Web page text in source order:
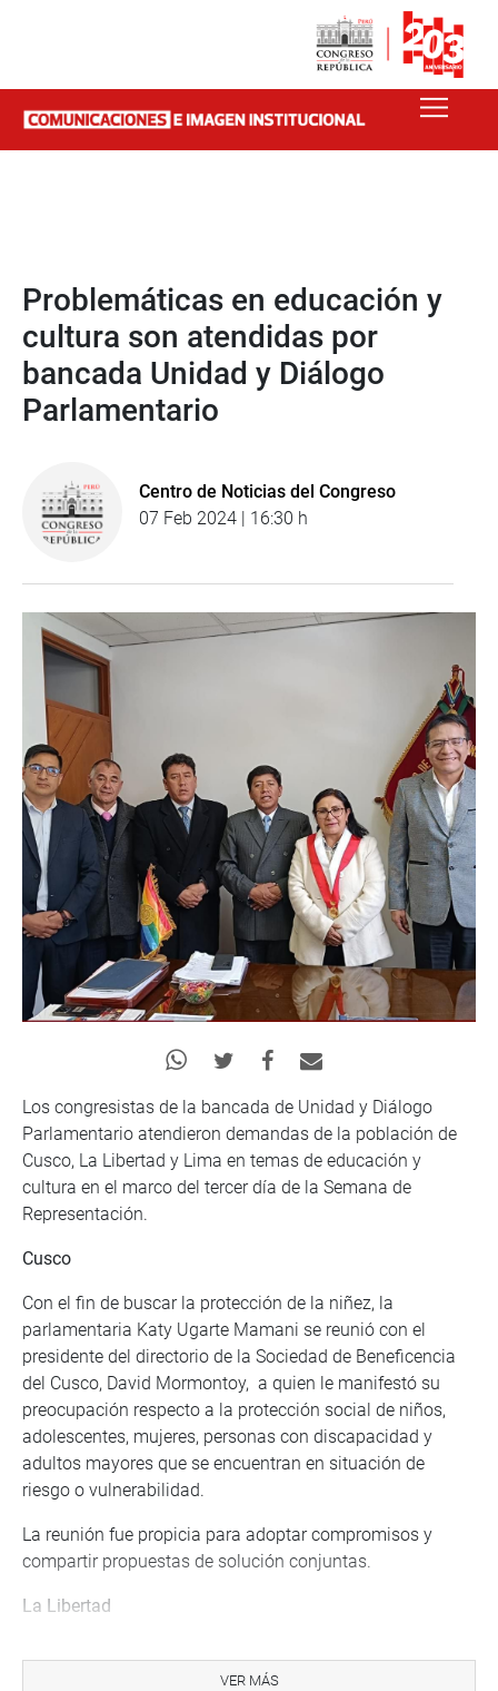
Problemáticas en educación y
cultura son atendidas por
bancada Unidad y Diálogo
Parlamentario
Centro de Noticias del Congreso
07 Feb 2024 | 16:30 h
Los congresistas de la bancada de Unidad y Diálogo
Parlamentario atendieron demandas de la población de
Cusco, La Libertad y Lima en temas de educación y
cultura en el marco del tercer día de la Semana de
Representación.
Cusco
Con el fin de buscar la protección de la niñez, la
parlamentaria Katy Ugarte Mamani se reunió con el
presidente del directorio de la Sociedad de Beneficencia
del Cusco, David Mormontoy, a quien le manifestó su
preocupación respecto a la protección social de niños,
adolescentes, mujeres, personas con discapacidad y
adultos mayores que se encuentran en situación de
riesgo o vulnerabilidad.
La reunión fue propicia para adoptar compromisos y
compartir propuestas de solución conjuntas.
La Libertad
reunión de trabajo con el alcalde distrital de la
VER MÁS